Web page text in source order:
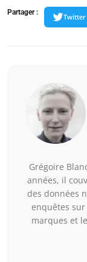
Partager :
Twitter
Grégoire
années, il
des données
enquêtes
marques et